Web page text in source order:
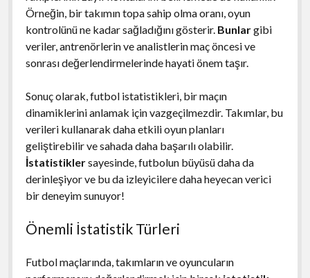
Örneğin, bir takımın topa sahip olma oranı, oyun
kontrolünü ne kadar sağladığını gösterir. Bunlargibi
veriler, antrenörlerin ve analistlerin maç öncesi ve
sonrası değerlendirmelerinde hayati önem taşır.
Sonuç olarak, futbol istatistikleri, bir maçın
dinamiklerini anlamak için vazgeçilmezdir. Takımlar, bu
verileri kullanarak daha etkili oyun planları
geliştirebilir ve sahada daha başarılı olabilir.
İstatistiklersayesinde, futbolun büyüsü daha da
derinleşiyor ve bu da izleyicilere daha heyecan verici
bir deneyim sunuyor!
Önemli İstatistik Türleri
Futbol maçlarında, takımların ve oyuncuların